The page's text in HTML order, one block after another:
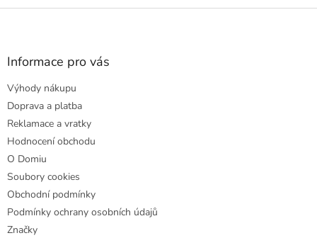
Z
Informace pro vás
Výhody nákupu
Doprava a platba
Reklamace a vratky
Hodnocení obchodu
O Domiu
Soubory cookies
Obchodní podmínky
Podmínky ochrany osobních údajů
Značky